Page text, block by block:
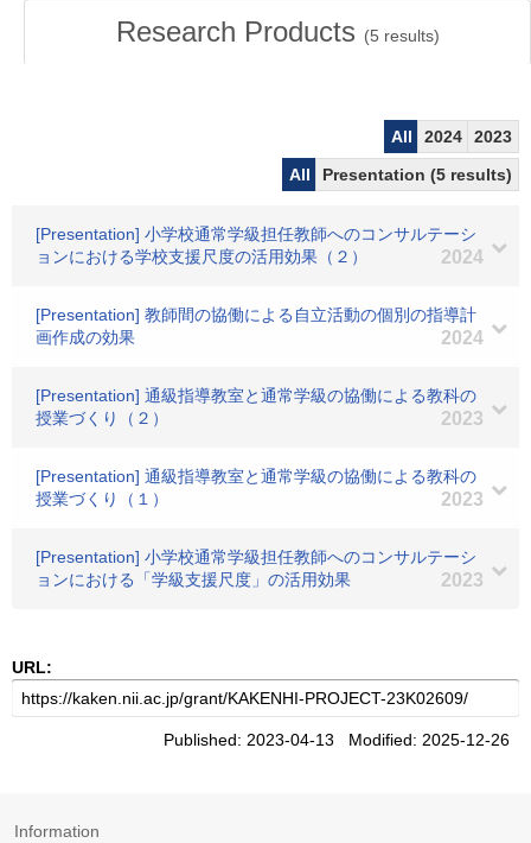
Research Products (5 results)
All 2024
2023
All
Presentation (5 results)
[Presentation] 小学校通常学級担任教師へのコンサルテーシ
ョンにおける学校支援尺度の活用効果（２）
2024
[Presentation] 教師間の協働による自立活動の個別の指導計
画作成の効果
2024
[Presentation] 通級指導教室と通常学級の協働による教科の
授業づくり（２）
2023
[Presentation] 通級指導教室と通常学級の協働による教科の
授業づくり（１）
2023
[Presentation] 小学校通常学級担任教師へのコンサルテーシ
ョンにおける「学級支援尺度」の活用効果
2023
URL:
Published: 2023-04-13 Modified: 2025-12-26
Information